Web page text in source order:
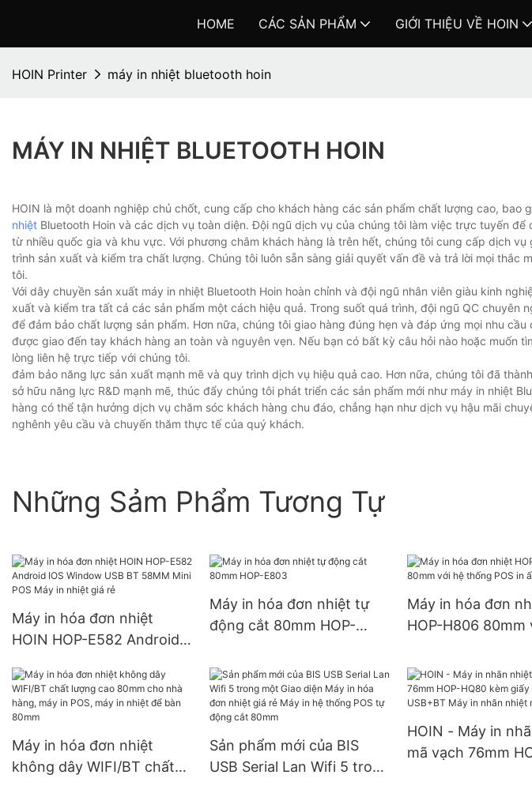
HOME CÁC SẢN PHẨM GIỚI THIỆU VỀ HOIN
HOIN Printer máy in nhiệt bluetooth hoin
MÁY IN NHIỆT BLUETOOTH HOIN
HOIN là một doanh nghiệp chủ chốt, cung cấp cho khách hàng các sản phẩm chất lượng cao, bao
nhiệt Bluetooth Hoin và các dịch vụ toàn diện. Đội ngũ dịch vụ của chúng tôi làm việc trực tuyến
từ nhiều quốc gia và khu vực. Với phương châm khách hàng là trên hết, chúng tôi cung cấp dịch vụ
trình sản xuất và kiểm tra chất lượng. Chúng tôi luôn sẵn sàng giải quyết vấn đề và trả lời mọi thắc
tôi.
Với dây chuyền sản xuất máy in nhiệt Bluetooth Hoin hoàn chỉnh và đội ngũ nhân viên giàu kinh
xuất và kiểm tra tất cả các sản phẩm một cách hiệu quả. Trong suốt quá trình, đội ngũ QC chuyên
để đảm bảo chất lượng sản phẩm. Hơn nữa, chúng tôi giao hàng đúng hẹn và đáp ứng mọi nhu
được giao đến tay khách hàng an toàn và nguyên vẹn. Nếu bạn có bất kỳ câu hỏi nào hoặc muốn
lòng liên hệ trực tiếp với chúng tôi.
đảm bảo năng lực sản xuất mạnh mẽ và quy trình dịch vụ hiệu quả cao. Hơn nữa, chúng tôi đã
sở hữu năng lực R&D mạnh mẽ, thúc đẩy chúng tôi phát triển các sản phẩm mới như máy in nhiệt
hàng có thể tận hưởng dịch vụ chăm sóc khách hàng chu đáo, chẳng hạn như dịch vụ hậu mãi
nghênh yêu cầu và chuyến thăm thực tế của quý khách.
Những Sảm Phẩm Tương Tự
Máy in hóa đơn nhiệt
HOIN HOP-E582 Android
58MM Mini POS Máy in
nhiệt giá rẻ
Máy in hóa đơn nhiệt tự
động cắt 80mm HOP-
Máy in hóa đơn
HOP-H806 80mm
Máy in hóa đơn nhiệt
không dây WIFI/BT chất
Sản phẩm mới của BIS
USB Serial Lan Wifi 5 trong
HOIN - Máy in
mã vạch 76mm